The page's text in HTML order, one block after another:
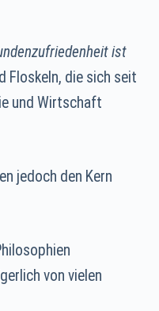
ist
Floskeln, die sich seit
und Wirtschaft
jedoch den Kern
von vielen